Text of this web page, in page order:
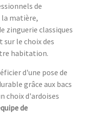
de
matière,
zinguerie classiques
le choix des
habitation.
d'une pose de
grâce aux bacs
choix d'ardoises
de